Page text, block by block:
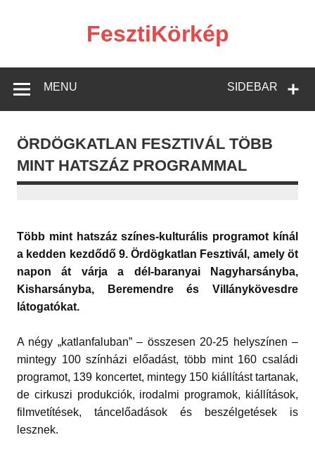
FesztiKörkép
SIDEBAR
MENU
ÖRDÖGKATLAN FESZTIVÁL TÖBB
MINT HATSZÁZ PROGRAMMAL
Több mint hatszáz színes-kulturális programot kínál
a kedden kezdődő 9. Ördögkatlan Fesztivál, amely öt
napon át várja a dél-baranyai Nagyharsányba,
Kisharsányba, Beremendre és Villánykövesdre
látogatókat.
A négy „katlanfaluban” – összesen 20-25 helyszínen –
mintegy 100 színházi előadást, több mint 160 családi
programot, 139 koncertet, mintegy 150 kiállítást tartanak,
de cirkuszi produkciók, irodalmi programok, kiállítások,
filmvetítések, táncelőadások és beszélgetések is
lesznek.